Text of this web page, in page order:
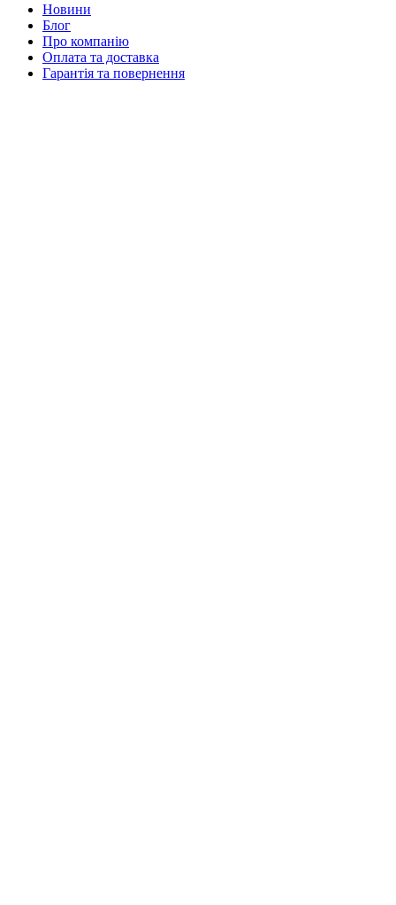
Новини
Блог
Про компанію
Оплата та доставка
Гарантія та повернення